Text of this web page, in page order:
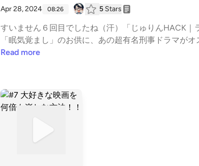
Apr 28, 2024 08:26 5 Stars
すいません６回目でしたね（汗）「じゅりんHACK
「眠気覚まし」のお供に、あの超有名刑事ドラマが
ったらコメントで教えてください＾＾
Read more